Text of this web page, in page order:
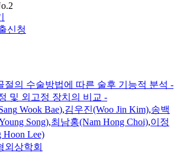
신청
절의 수술방법에 따른 술후 기능적 분석 -
및 외고정 장치의 비교 -
Wook Bae),김우진(Woo Jin Kim),송백
Song),최남홍(Nam Hong Choi),이정
Hoon Lee)
외상학회